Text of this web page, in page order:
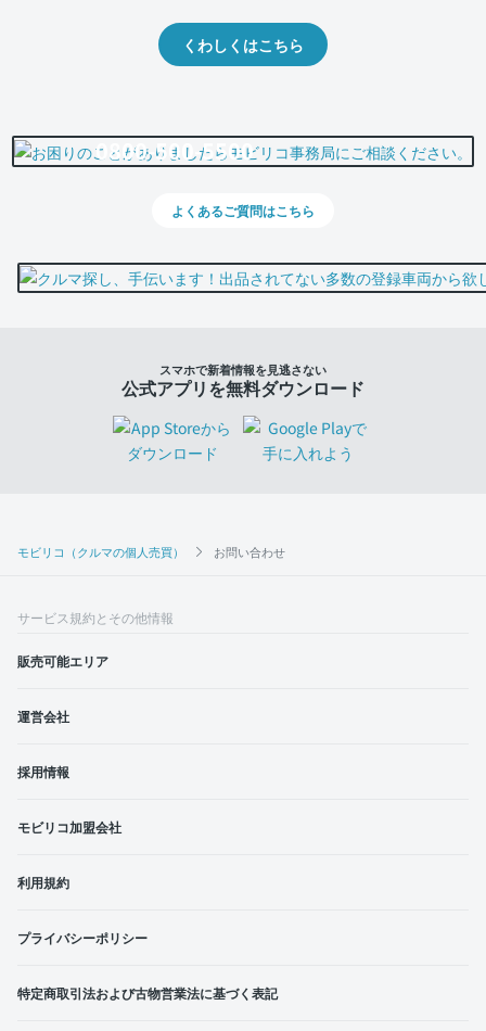
モビリコ（クルマの個人売買） お問い合わせ
くわしくはこちら
0800-500-5500
よくあるご質問はこちら
スマホで新着情報を見逃さない
公式アプリを無料ダウンロード
サービス規約とその他情報
販売可能エリア
運営会社
採用情報
モビリコ加盟会社
利用規約
プライバシーポリシー
特定商取引法および古物営業法に基づく表記